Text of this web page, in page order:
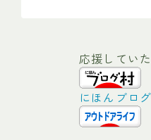
応援してい
にほんブロ